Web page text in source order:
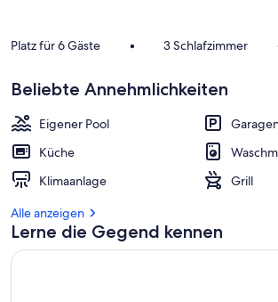
Platz für 6 Gäste • 3 Schlafzimmer
Beliebte Annehmlichkeiten
Eigener Pool
Küche
Klimaanlage
Grill
Alle anzeigen
Lerne die Gegend kennen